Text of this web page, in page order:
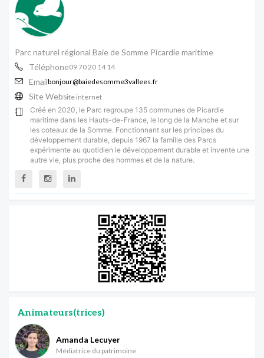
Parc naturel régional Baie de Somme Picardie maritime
Téléphone09 70 20 14 14
Emailbonjour@baiedesomme3vallees.fr
Site WebSite internet
Créé en 2020, le Parc regroupe 135 communes de Picardie
maritime dans les Hauts-de-France, le long de la Manche et sur
les coteaux de la Somme. Fonctionnant sur les principes du
développement durable, depuis 1967 la famille des Parcs
expérimente au quotidien le développement durable et invente une
autre vie, plus proche des hommes et de la nature.
Animateurs(trices)
Amanda Lecuyer
Médiatrice du patrimoine